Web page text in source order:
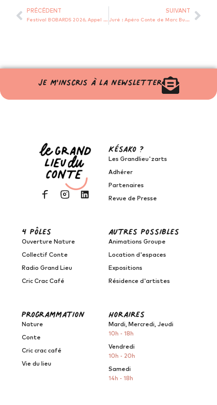
PRÉCÉDENT
Festival BOBARDS 2026, Appel à candidatures : Concours de Menteries !
SUIVANT
Juré : Apéro Conte de Marc Buléon (Juin 2026)
Je m'inscris à la newsletter
Késako ?
Les Grandlieu'zarts
Adhérer
Partenaires
Revue de Presse
4 pôles
Ouverture Nature
Collectif Conte
Radio Grand Lieu
Cric Crac Café
autres possibles
Animations Groupe
Location d'espaces
Expositions
Résidence d'artistes
programmation
Nature
Conte
Cric crac café
Vie du lieu
horaires
Mardi, Mercredi, Jeudi
10h - 18h
Vendredi
10h - 20h
Samedi
14h - 18h